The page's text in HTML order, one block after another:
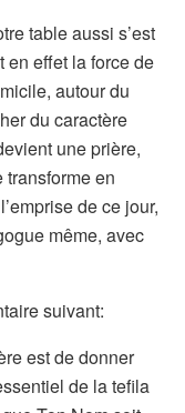
table aussi s’est
en effet la force de
autour du
du caractère
une prière,
en
de ce jour,
même, avec
suivant:
est de donner
de la tefila